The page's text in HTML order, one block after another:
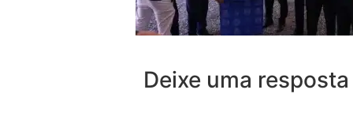
Deixe uma resposta